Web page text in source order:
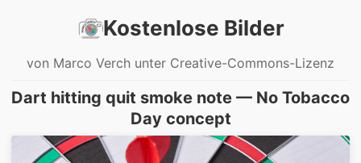
Kostenlose Bilder
von Marco Verch unter Creative-Commons-Lizenz
Dart hitting quit smoke note — No Tobacco
Day concept